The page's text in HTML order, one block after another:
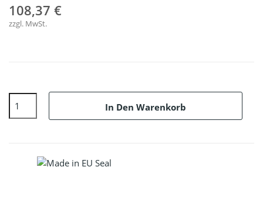
108,37 €
zzgl. MwSt.
In Den Warenkorb